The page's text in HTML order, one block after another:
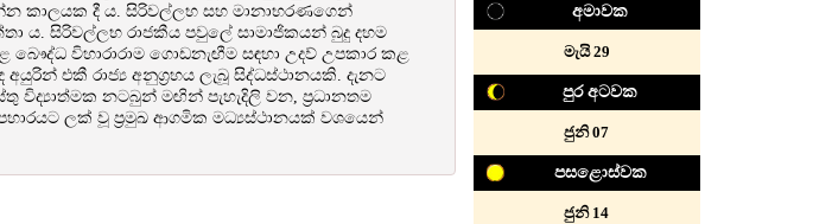
කාලයක දී ය. සිරිවල්ලභ සහ මානාභරණගෙන්
ය. සිරිවල්ලභ රාජකීය පවුලේ සාමාජිකයන් බුදු දහම
විහාරාරාම ගොඩනැඟීම සඳහා උදව් උපකාර කළ
එකී රාජ්‍ය අනුග්‍රහය ලැබූ සිද්ධස්ථානයකි. දැනට
විද්‍යාත්මක නටබුන් මඟින් පැහැදිලි වන, ප්‍රධානතම
ලක් වූ ප්‍රමුඛ ආගමික මධ්‍යස්ථානයක් වශයෙන්
අමාවක
මැයි 29
පුර අටවක
ජුනි 07
පසළොස්වක
ජුනි 14